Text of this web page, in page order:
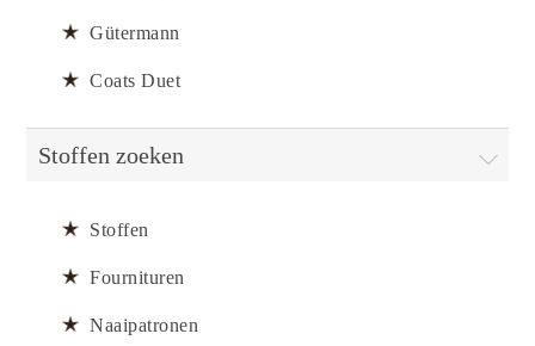
Gütermann
Coats Duet
Stoffen zoeken
Stoffen
Fournituren
Naaipatronen